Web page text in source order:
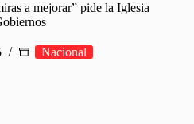
a mejorar” pide la Iglesia
Nacional